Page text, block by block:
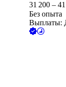
31 200 –
Без опыта
Выплаты: